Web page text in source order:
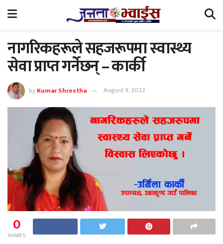
नागरिकहरूले सहजरूपमा स्वास्थ्य
सेवा प्राप्त गर्नेछन् – कार्की
byKumar Shrestha August 9, 2022
0
SHARES